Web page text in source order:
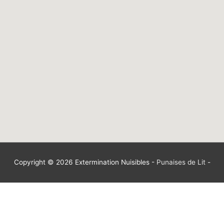
Copyright © 2026 Extermination Nuisibles- Punaises de Lit-